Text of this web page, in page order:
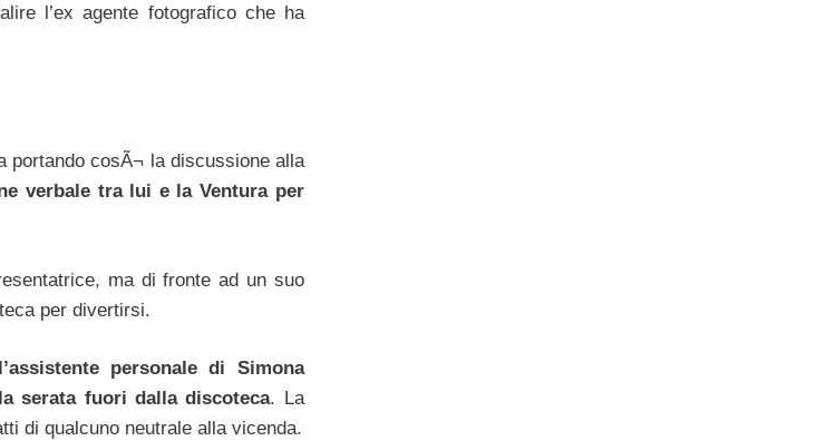
l’ex agente fotografico che ha
portando cosÃ¬ la discussione alla
verbale tra lui e la Ventura per
ma di fronte ad un suo
per divertirsi.
personale di Simona
serata fuori dalla discoteca. La
di qualcuno neutrale alla vicenda.